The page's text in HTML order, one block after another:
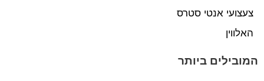
צעצועי אנטי סטרס
האלווין
המובילים ביותר